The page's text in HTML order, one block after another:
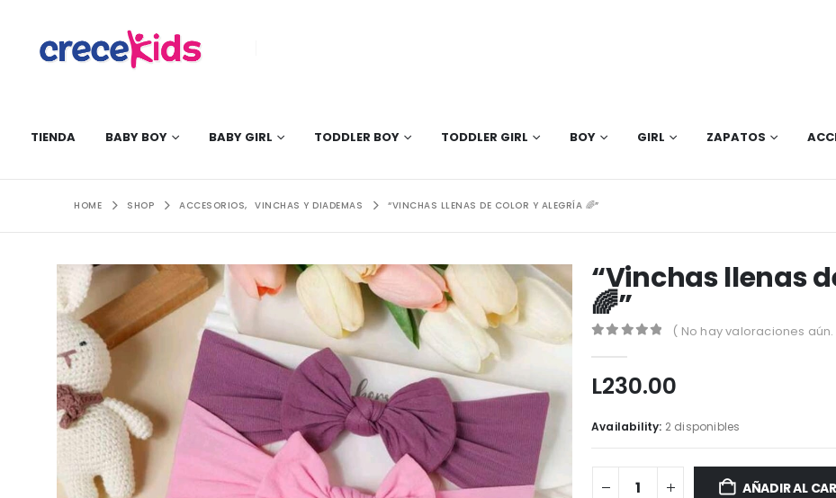
TIENDA BABY BOY BABY GIRL TODDLER BOY TODDLER GIRL BOY GIRL ZAPATOS
HOME SHOP ACCESORIOS, VINCHAS Y DIADEMAS “VINCHAS LLENAS DE COLOR Y ALEGRÍA 🌈”
“Vinchas llenas
🌈”
( No hay valoraciones aún.
L230.00
Availability: 2 disponibles
AÑADIR AL